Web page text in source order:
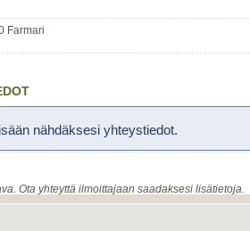
Farmari
nähdäksesi yhteystiedot.
Ota yhteyttä ilmoittajaan saadaksesi lisätietoja.